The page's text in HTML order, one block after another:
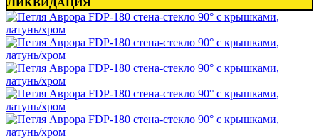
ЛИКВИДАЦИЯ